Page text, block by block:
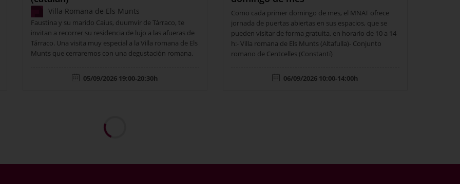
Villa Romana de Els Munts
Faustina y su marido Caius, duumvir de Tárraco, te
invitan a recorrer su residencia de lujo a las afueras de
Tárraco. Una visita muy especial a la Villa romana de Els
Munts que cerraremos con una degustación romana.
05/09/2026 19:00-20:30h
Como cada primer domingo de mes, el MNAT ofrece
jornada de puertas abiertas en sus espacios, que se
pueden visitar de forma gratuita, en horario de 10 a 14
h:- Villa romana de Els Munts (Altafulla)- Conjunto
romano de Centcelles (Constantí)
06/09/2026 10:00-14:00h